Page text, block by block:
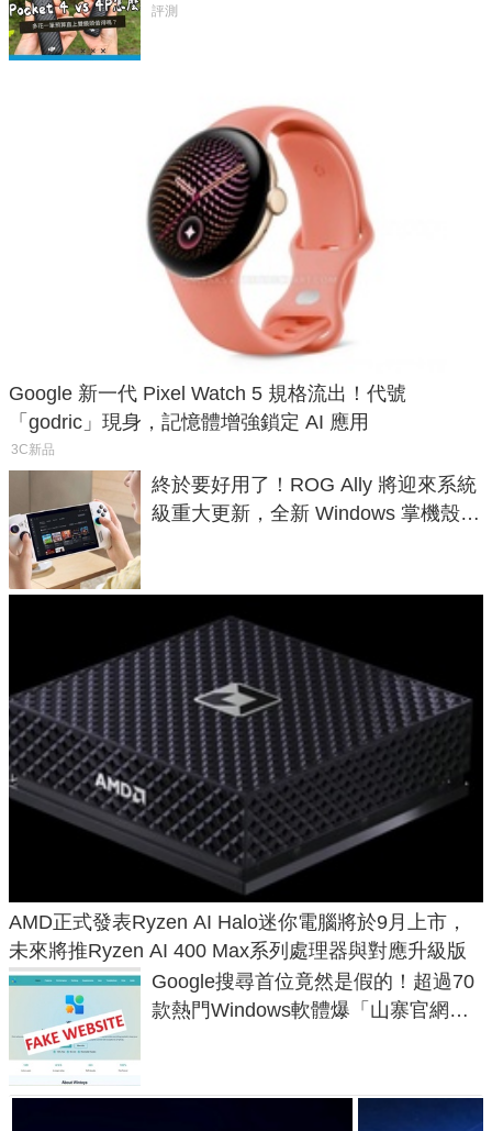
析，一次看懂兩台差異
評測
Google 新一代 Pixel Watch 5 規格流出！代號
「godric」現身，記憶體增強鎖定 AI 應用
3C新品
終於要好用了！ROG Ally 將迎來系統
級重大更新，全新 Windows 掌機殼模
AMD正式發表Ryzen AI Halo迷你電腦將於9月上市，
未來將推Ryzen AI 400 Max系列處理器與對應升級版
Google搜尋首位竟然是假的！超過70
款熱門Windows軟體爆「山寨官網」